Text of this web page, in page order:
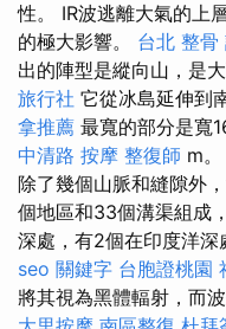
性。 IR波逃離大氣的上
的極大影響。 台北 整骨
出的陣型是縱向山，是
旅行社 它從冰島延伸到
拿推薦 最寬的部分是寬
中清路 按摩 整復師 m。
除了幾個山脈和縫隙外
個地區和33個溝渠組成
深處，有2個在印度洋深
seo 關鍵字 台胞證桃園
將其視為黑體輻射，而